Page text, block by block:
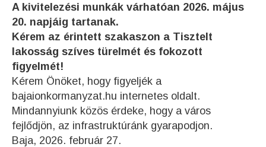
A kivitelezési munkák várhatóan 2026. május
20. napjáig tartanak.
Kérem az érintett szakaszon a Tisztelt
lakosság szíves türelmét és fokozott
figyelmét!
Kérem Önöket, hogy figyeljék a
bajaionkormanyzat.hu internetes oldalt.
Mindannyiunk közös érdeke, hogy a város
fejlődjön, az infrastruktúránk gyarapodjon.
Baja, 2026. február 27.